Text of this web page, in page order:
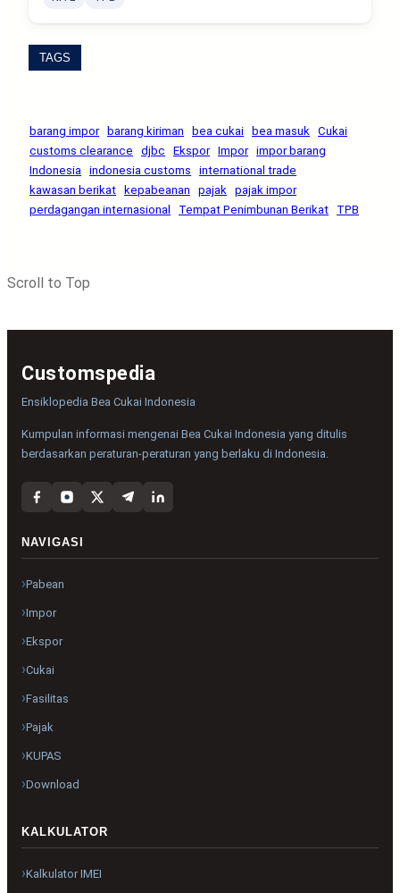
TAGS
barang impor barang kiriman bea cukai bea masuk Cukai
customs clearance
djbc Ekspor Impor impor barang
Indonesia indonesia customs
international trade
kawasan berikat
kepabeanan pajak pajak impor
perdagangan internasional
Tempat Penimbunan Berikat TPB
Scroll to Top
Customspedia
Ensiklopedia Bea Cukai Indonesia
Kumpulan informasi mengenai Bea Cukai Indonesia yang ditulis
berdasarkan peraturan-peraturan yang berlaku di Indonesia.
NAVIGASI
Pabean
Impor
Ekspor
Cukai
Fasilitas
Pajak
KUPAS
Download
KALKULATOR
Kalkulator IMEI